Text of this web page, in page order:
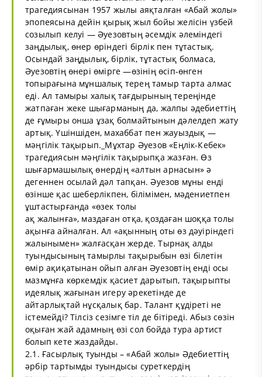
трагедиясынан 1957 жылы аяқталған «Абай жолы»
эпопеясына дейін қырық жыл бойы желісін үзбей
созылып келуі — Әуезовтың әсемдік әлеміндегі
заңдылық, өнер өріндегі бірлік пен тұтастық.
Осындай заңдылық, бірлік, тұтастық болмаса,
Әуезовтің өнері өмірге —өзінің өсіп-өнген
топырағына мұншалық терең тамыр тарта алмас
еді. Ал тамыры халық тағдырының тереңінде
жатпаған жеке шығарманың да, жалпы әдебиеттің
де ғұмыры онша ұзақ болмайтынын дәлелдеп жату
артық. Үшіншіден, махаббат пен жауыздық —
мәңгілік тақырып._Мұхтар Әуезов «Еңлік-Кебек»
трагедиясын мәңгілік тақырыпқа жазған. Өз
шығармашылық өнердің «алтын арнасын» ә
дегеннен осылай дәл тапқан. Әуезов мұны енді
өзінше қас шеберлікпен, білімімен, мәдениетпен
ұштастырғанда «өзек толы
ақ жалынға», маздаған отқа, қоздаған шоққа толы
ақынға айналған. Ал «ақынның оты өз дәуіріндегі
жалынымен» жалғасқан жерде. Тырнақ алды
туындысының тамырлы тақырыбын өзі білетін
өмір ақиқатынан ойып алған Әуезовтің енді осы
мазмұнға көркемдік қасиет дарытып, тақырыпты
идеялық жағынан игеру әрекетінде де
айтарлықтай нұсқалық бар. Талант құдіреті не
істемейді? Тілсіз сезімге тіл де бітіреді. Абыз сөзін
оқыған жай адамның өзі сол бойда тура артист
болып кете жаздайды.
2.1. Ғасырлық туынды – «Абай жолы» Әдебиеттің
әрбір тартымды туындысы суреткердің